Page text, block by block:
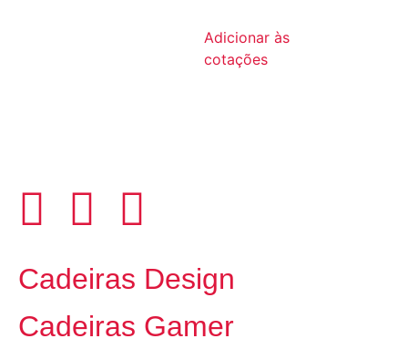
Adicionar às
cotações
Cadeiras Design
Cadeiras Gamer